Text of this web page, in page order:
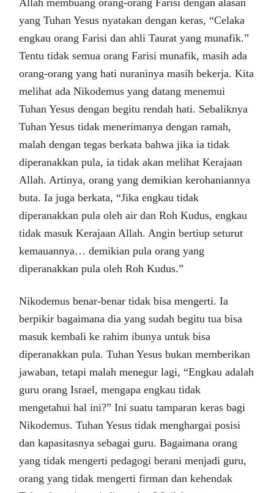
yang Tuhan Yesus nyatakan dengan keras, “Celaka
engkau orang Farisi dan ahli Taurat yang munafik.”
Tentu tidak semua orang Farisi munafik, masih ada
orang-orang yang hati nuraninya masih bekerja. Kita
melihat ada Nikodemus yang datang menemui
Tuhan Yesus dengan begitu rendah hati. Sebaliknya
Tuhan Yesus tidak menerimanya dengan ramah,
malah dengan tegas berkata bahwa jika ia tidak
diperanakkan pula, ia tidak akan melihat Kerajaan
Allah. Artinya, orang yang demikian kerohaniannya
buta. Ia juga berkata, “Jika engkau tidak
diperanakkan pula oleh air dan Roh Kudus, engkau
tidak masuk Kerajaan Allah. Angin bertiup seturut
kemauannya… demikian pula orang yang
diperanakkan pula oleh Roh Kudus.”
Nikodemus benar-benar tidak bisa mengerti. Ia
berpikir bagaimana dia yang sudah begitu tua bisa
masuk kembali ke rahim ibunya untuk bisa
diperanakkan pula. Tuhan Yesus bukan memberikan
jawaban, tetapi malah menegur lagi, “Engkau adalah
guru orang Israel, mengapa engkau tidak
mengetahui hal ini?” Ini suatu tamparan keras bagi
Nikodemus. Tuhan Yesus tidak menghargai posisi
dan kapasitasnya sebagai guru. Bagaimana orang
yang tidak mengerti pedagogi berani menjadi guru,
orang yang tidak mengerti firman dan kehendak